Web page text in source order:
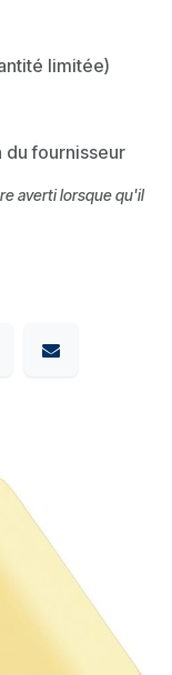
limitée)
du fournisseur
averti lorsque qu'il